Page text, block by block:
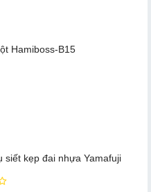
Hamiboss-B15
siết kẹp đai nhựa Yamafuji